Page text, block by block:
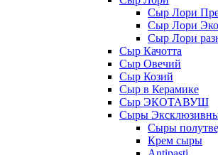
Сыр Лори
Сыр Лори
Сыр Лори
Сыр Качотта
Сыр Овечий
Сыр Козий
Сыр в Керамике
Сыр ЭКОТАВУШ
Сыры
Сыры
Крем сыры